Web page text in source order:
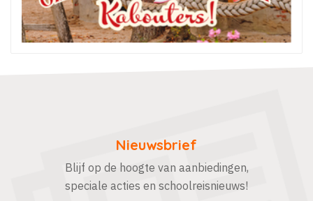
Nieuwsbrief
Blijf op de hoogte van aanbiedingen,
speciale acties en schoolreisnieuws!